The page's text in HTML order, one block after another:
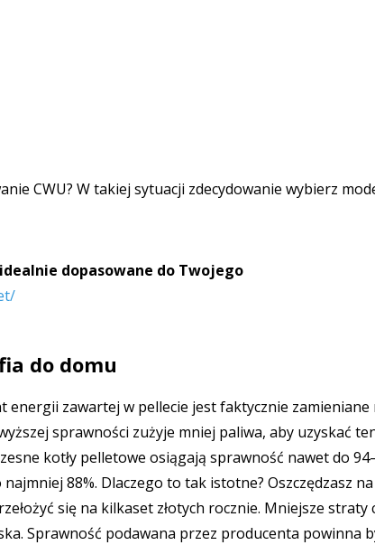
CWU? W takiej sytuacji zdecydowanie wybierz
dopasowane do Twojego
do domu
zawartej w pellecie jest faktycznie zamieniane
sprawności zużyje mniej paliwa, aby uzyskać
kotły pelletowe osiągają sprawność nawet do
88%. Dlaczego to tak istotne? Oszczędzasz na
się na kilkaset złotych rocznie. Mniejsze straty
Sprawność podawana przez producenta powinna